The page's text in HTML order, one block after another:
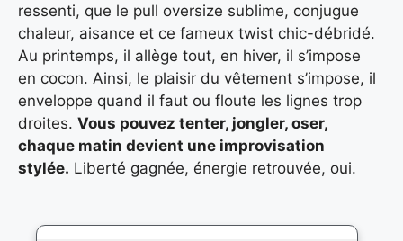
ressenti, que le pull oversize sublime, conjugue
chaleur, aisance et ce fameux twist chic-débridé.
Au printemps, il allège tout, en hiver, il s’impose
en cocon. Ainsi, le plaisir du vêtement s’impose, il
enveloppe quand il faut ou floute les lignes trop
droites. Vous pouvez tenter, jongler, oser,
chaque matin devient une improvisation
stylée. Liberté gagnée, énergie retrouvée, oui.